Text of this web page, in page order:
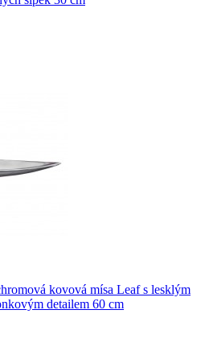
kovová mísa Leaf s lesklým
detailem 60 cm